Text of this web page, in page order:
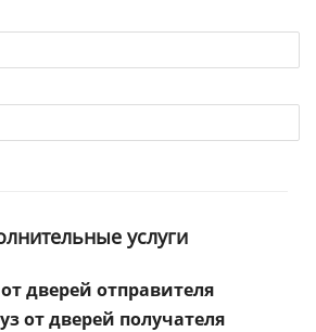
услуги
дверей отправителя
от дверей получателя